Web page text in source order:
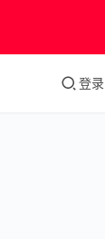
登录